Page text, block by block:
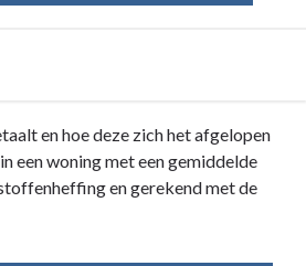
en hoe deze zich het afgelopen
een woning met een gemiddelde
en gerekend met de